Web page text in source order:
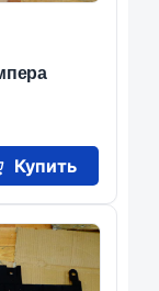
Купить